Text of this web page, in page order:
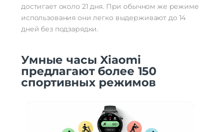
достигает около 21 дня. При обычном же режиме
использования они легко выдерживают до 14
дней без подзарядки.
Умные часы Xiaomi
предлагают более 150
спортивных режимов